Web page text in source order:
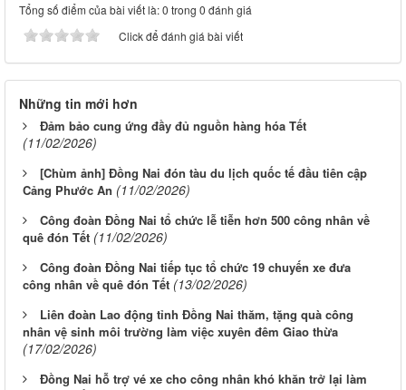
Tổng số điểm của bài viết là: 0 trong 0 đánh giá
Click để đánh giá bài viết
Những tin mới hơn
Đảm bảo cung ứng đầy đủ nguồn hàng hóa Tết
(11/02/2026)
[Chùm ảnh] Đồng Nai đón tàu du lịch quốc tế đầu tiên cập
Cảng Phước An (11/02/2026)
Công đoàn Đồng Nai tổ chức lễ tiễn hơn 500 công nhân về
quê đón Tết (11/02/2026)
Công đoàn Đồng Nai tiếp tục tổ chức 19 chuyến xe đưa
công nhân về quê đón Tết (13/02/2026)
Liên đoàn Lao động tỉnh Đồng Nai thăm, tặng quà công
nhân vệ sinh môi trường làm việc xuyên đêm Giao thừa
(17/02/2026)
Đồng Nai hỗ trợ vé xe cho công nhân khó khăn trở lại làm